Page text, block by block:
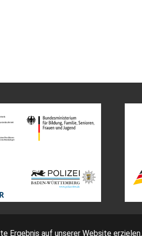
Ergebnis auf unserer Website erzielen.